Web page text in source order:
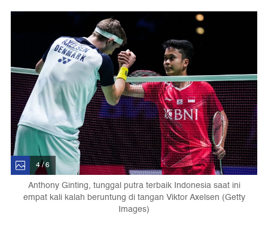
4 / 6
Anthony Ginting, tunggal putra terbaik Indonesia saat ini
empat kali kalah beruntung di tangan Viktor Axelsen (Getty
Images)